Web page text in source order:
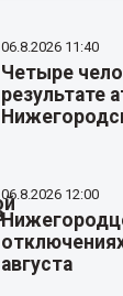
06.8.2026 11:40
Четыре
результате
06.8.2026 12:00
августа